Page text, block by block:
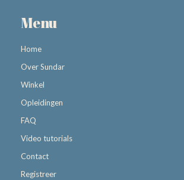
Menu
Home
Over Sundar
Winkel
Opleidingen
FAQ
Video tutorials
Contact
Registreer